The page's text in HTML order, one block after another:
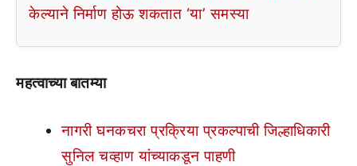
केल्याने निर्माण होऊ शकतात ‘या’ समस्या
महत्वाच्या बातम्या
नागरी घनकचरा प्रक्रिया प्रकल्पाची जिल्हाधिकारी
सुनिल चव्हाण यांच्याकडून पाहणी